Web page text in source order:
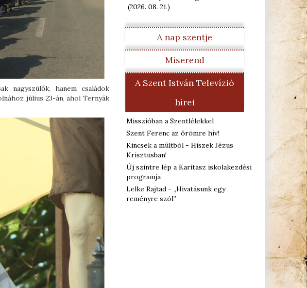
nagyszülők, hanem családok
július 23-án, ahol Ternyák
(2026. 08. 21.)
A nap szentje
Miserend
A Szent István Televízió
hírei
Misszióban a Szentlélekkel
Szent Ferenc az örömre hív!
Kincsek a múltból - Hiszek Jézus
Krisztusban!
Új szintre lép a Karitasz iskolakezdési
programja
Lelke Rajtad - „Hivatásunk egy
reményre szól”